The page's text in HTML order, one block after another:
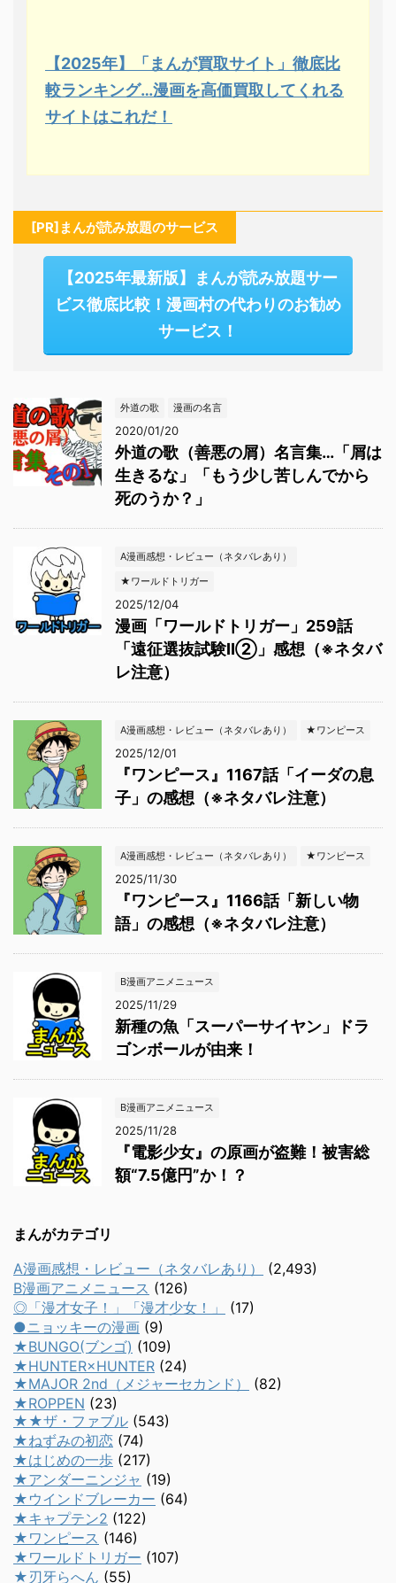
【2025年】「まんが買取サイト」徹底比
較ランキング…漫画を高価買取してくれる
サイトはこれだ！
[PR]まんが読み放題のサービス
【2025年最新版】まんが読み放題サー
ビス徹底比較！漫画村の代わりのお勧め
サービス！
外道の歌 漫画の名言
2020/01/20
外道の歌（善悪の屑）名言集…「屑は
生きるな」「もう少し苦しんでから
死のうか？」
A漫画感想・レビュー（ネタバレあり）
★ワールドトリガー
2025/12/04
漫画「ワールドトリガー」259話
「遠征選抜試験Ⅱ②」感想（※ネタバ
レ注意）
A漫画感想・レビュー（ネタバレあり） ★ワンピース
2025/12/01
『ワンピース』1167話「イーダの息
子」の感想（※ネタバレ注意）
A漫画感想・レビュー（ネタバレあり） ★ワンピース
2025/11/30
『ワンピース』1166話「新しい物
語」の感想（※ネタバレ注意）
B漫画アニメニュース
2025/11/29
新種の魚「スーパーサイヤン」ドラ
ゴンボールが由来！
B漫画アニメニュース
2025/11/28
『電影少女』の原画が盗難！被害総
額“7.5億円”か！？
まんがカテゴリ
A漫画感想・レビュー（ネタバレあり）
(2,493)
B漫画アニメニュース (126)
◎「漫才女子！」「漫才少女！」
(17)
●ニョッキーの漫画 (9)
★BUNGO(ブンゴ) (109)
★HUNTER×HUNTER (24)
★MAJOR 2nd（メジャーセカンド）
(82)
★ROPPEN (23)
★★ザ・ファブル (543)
★ねずみの初恋 (74)
★はじめの一歩 (217)
★アンダーニンジャ (19)
★ウインドブレーカー (64)
★キャプテン2 (122)
★ワンピース (146)
★ワールドトリガー (107)
★刃牙らへん (55)